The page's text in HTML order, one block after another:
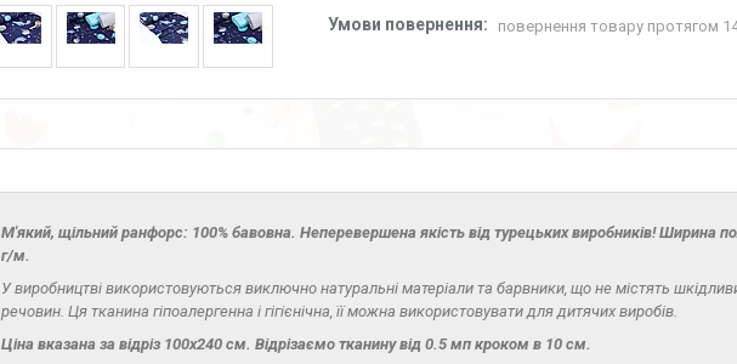
повернення товару протягом
М'який, щільний ранфорс: 100% бавовна. Неперевершена якість від турецьких виробників! Ширина
г/м.
У виробництві використовуються виключно натуральні матеріали та барвники, що не містять
речовин. Ця тканина гіпоалергенна і гігієнічна, її можна використовувати для дитячих виробів.
Ціна вказана за відріз 100х240 см. Відрізаємо тканину від 0.5 мп кроком в 10 см.